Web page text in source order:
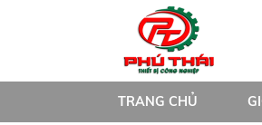
TRANG CHỦ